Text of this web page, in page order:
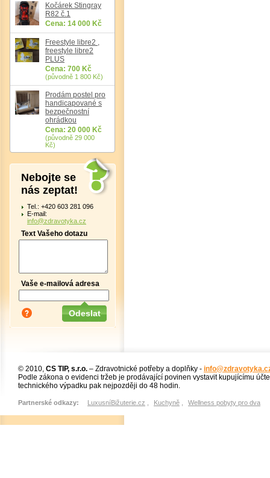
Kočárek Stingray
R82 č.1
Cena: 14 000 Kč
Freestyle libre2 ,
freestyle libre2
PLUS
Cena: 700 Kč
(původně 1 800 Kč)
Prodám postel pro
handicapované s
bezpečnostní
ohrádkou
Cena: 20 000 Kč
(původně 29 000
Kč)
Nebojte se
nás zeptat!
Tel.: +420 603 281 096
E-mail:
info@zdravotyka.cz
Text Vašeho dotazu
Vaše e-mailová adresa
© 2010, CS TIP, s.r.o. – Zdravotnické potřeby a doplňky -
Podle zákona o evidenci tržeb je prodávající povinen vystavit kupujícímu
technického výpadku pak nejpozději do 48 hodin.
Partnerské odkazy: LuxusníBižuterie.cz Kuchyně Wellness pobyty pro dva